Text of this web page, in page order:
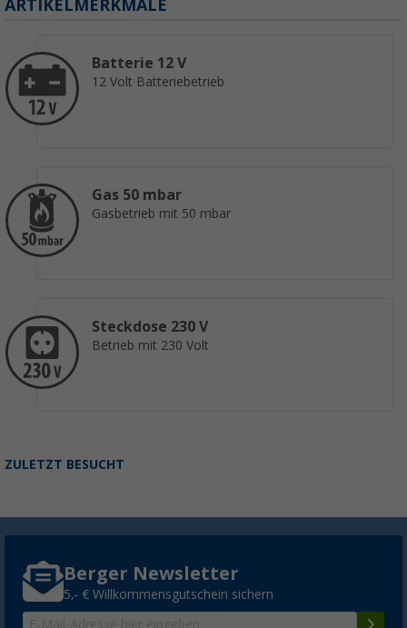
ARTIKELMERKMALE
Batterie 12 V
12 Volt Batteriebetrieb
Gas 50 mbar
Gasbetrieb mit 50 mbar
Steckdose 230 V
Betrieb mit 230 Volt
ZULETZT BESUCHT
Berger Newsletter
5,- € Willkommensgutschein sichern